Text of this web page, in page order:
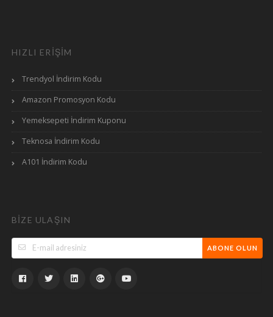
HIZLI ERIŞIM
Trendyol İndirim Kodu
Amazon Promosyon Kodu
Yemeksepeti İndirim Kuponu
Teknosa İndirim Kodu
A101 İndirim Kodu
BIZE ULAŞIN
ABONE OLUN